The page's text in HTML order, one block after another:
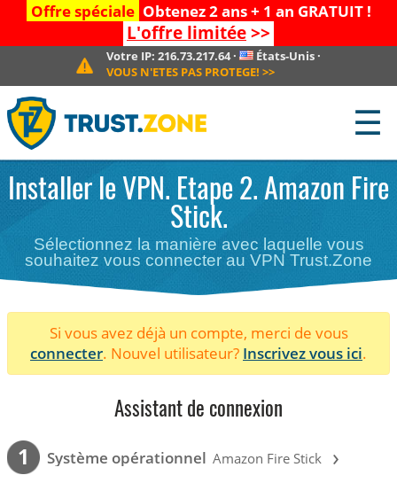
Offre spéciale Obtenez 2 ans + 1 an GRATUIT !
L'offre limitée>>
Votre IP:216.73.217.64· États-Unis·
VOUS N'ETES PAS PROTEGE! >>
☰
Installer le VPN. Etape 2. Amazon Fire
Stick.
Sélectionnez la manière avec laquelle vous
souhaitez vous connecter au VPN Trust.Zone
Si vous avez déjà un compte, merci de vous
connecter. Nouvel utilisateur? Inscrivez vous ici.
Assistant de connexion
1 Système opérationnel Amazon Fire Stick ›